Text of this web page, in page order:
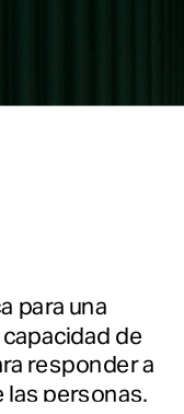
para una
de
responder a
personas.